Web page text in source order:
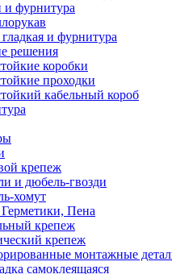
и фурнитура
и фурнитура
решения
коробки
проходки
кабельный короб
крепеж
и дюбель-гвозди
хомут
Пена
крепеж
крепеж
монтажные
самоклеящаяся